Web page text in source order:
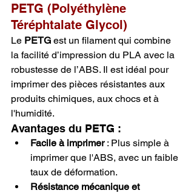
PETG (Polyéthylène
Téréphtalate Glycol)
Le PETG est un filament qui combine
la facilité d’impression du PLA avec la
robustesse de l’ABS. Il est idéal pour
imprimer des pièces résistantes aux
produits chimiques, aux chocs et à
l'humidité.
Avantages du PETG :
Facile à imprimer : Plus simple à
imprimer que l'ABS, avec un faible
taux de déformation.
Résistance mécanique et